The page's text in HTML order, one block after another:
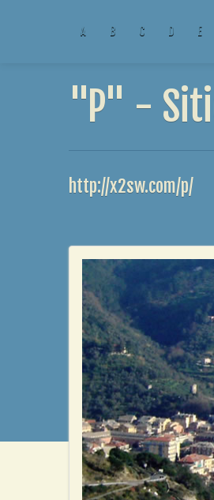
A B C D E
"P" -
http://x2sw.com/p/